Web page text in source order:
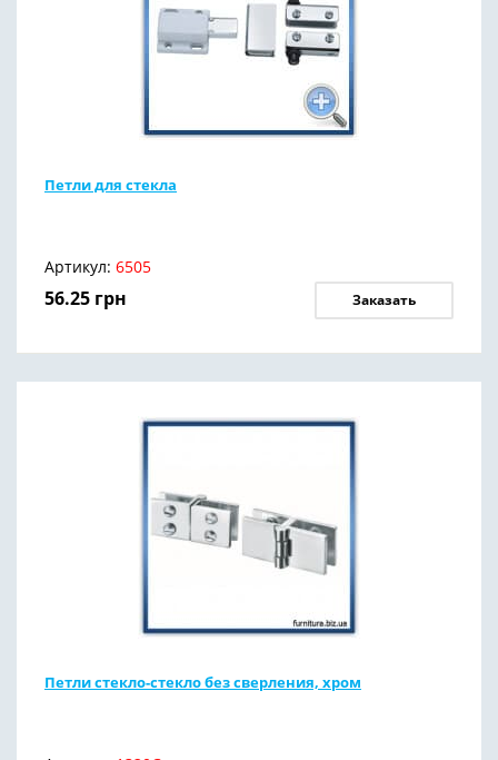
Петли для стекла
Артикул: 6505
56.25 грн Заказать
Петли стекло-стекло без сверления, хром